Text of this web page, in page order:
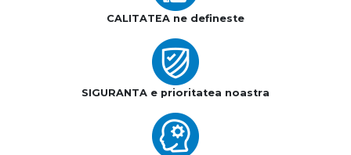
CALITATEA ne defineste
SIGURANTA e prioritatea noastra